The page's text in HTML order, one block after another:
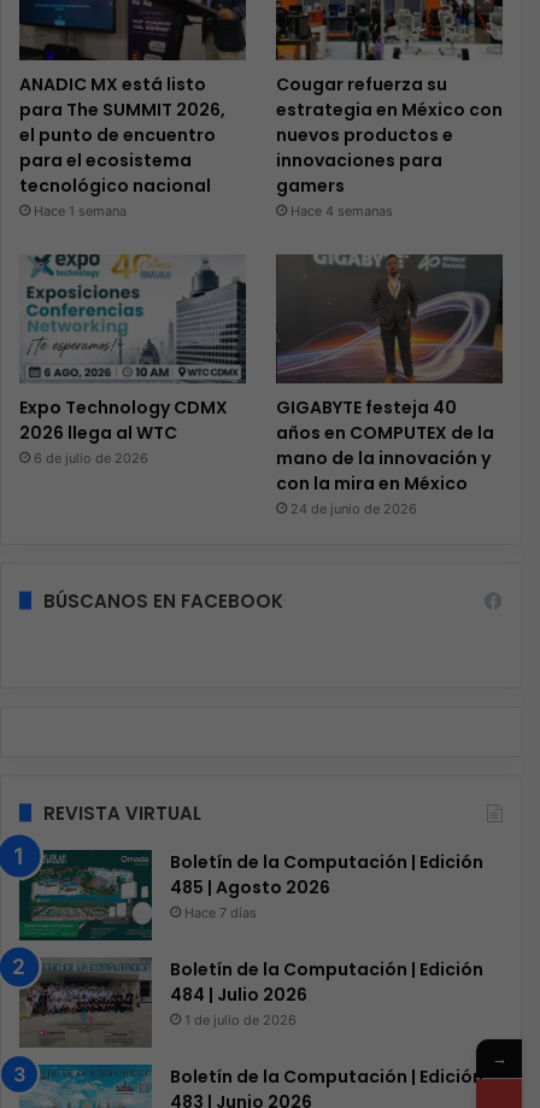
ANADIC MX está listo
para The SUMMIT 2026,
el punto de encuentro
para el ecosistema
tecnológico nacional
Hace 1 semana
Cougar refuerza su
estrategia en México con
nuevos productos e
innovaciones para
gamers
Hace 4 semanas
Expo Technology CDMX
2026 llega al WTC
6 de julio de 2026
GIGABYTE festeja 40
años en COMPUTEX de la
mano de la innovación y
con la mira en México
24 de junio de 2026
BÚSCANOS EN FACEBOOK
REVISTA VIRTUAL
Boletín de la Computación | Edición
485 | Agosto 2026
Hace 7 días
Boletín de la Computación | Edición
484 | Julio 2026
1 de julio de 2026
Boletín de la Computación | Edición
483 | Junio 2026
→